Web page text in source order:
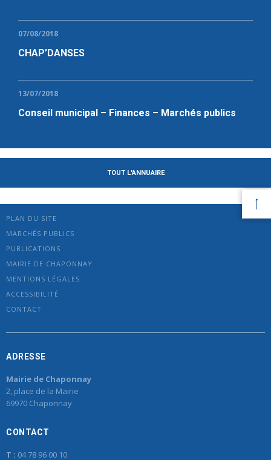
07/08/2018
CHAP’DANSES
13/07/2018
Conseil municipal – Finances – Marchés publics
TOUT L'ANNUAIRE
PLAN DU SITE
MARCHÉS PUBLICS
PUBLICATIONS
MAIRIE DE CHAPONNAY
MENTIONS LÉGALES
ACCESSIBILITÉ
CONTACT
ADRESSE
Mairie de Chaponnay
2, place de la Mairie
69970 Chaponnay
CONTACT
T : 04 78 96 00 10